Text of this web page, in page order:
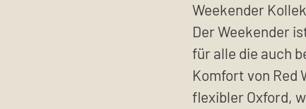
Weekender
Der Weekender
für alle die auch
Komfort von Red
flexibler Oxford,